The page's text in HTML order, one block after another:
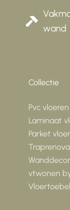
wand
Collectie
Pvc vloeren
Laminaat
Parket
vtwonen